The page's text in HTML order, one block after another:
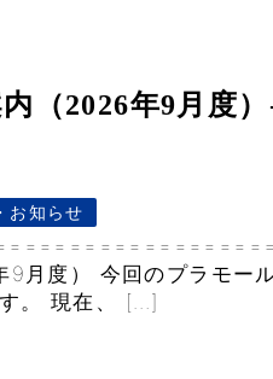
（2026年9月度
お知らせ
月度） 今回のプラモー
。 現在、 […]